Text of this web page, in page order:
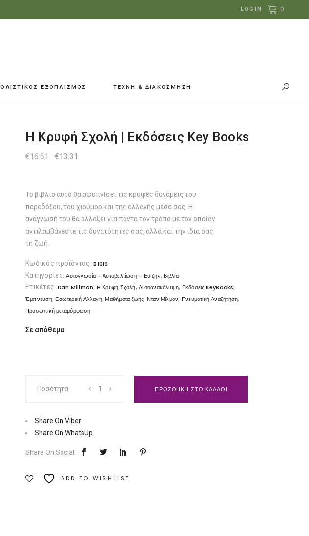
LOGIN 0
ΟΛΙΣΤΙΚΟΣ ΕΞΟΠΛΙΣΜΟΣ ΤΕΧΝΗ & ΔΙΑΚΟΣΜΗΣΗ
H Κρυφή Σχολή | Εκδόσεις Key Books
€16.61
Original
€13.31
Το βιβλίο αυτό θα αφυπνίσει τις κρυφές δυνάμεις του
παραδόξου, του χιούμορ και της αλλαγής μέσα σας. Η
ανάγνωσή του θα αλλάξει για πάντα τον τρόπο με τον οποίον
αντιλαμβάνεστε τις δυνατότητές σας, αλλά και την ίδια σας
τη ζωή.
Κωδικός προϊόντος:B1019
Κατηγορίες:Αυτογνωσία - Αυτοβελτίωση - Ευ ζην, Βιβλία
Ετικέτες: Dan Millman, H Κρυφή Σχολή,Αυτοανακάλυψη, Εκδόσεις KeyBooks,
Έμπνευση, Εσωτερική Αλλαγή, Μαθήματα ζωής, Νταν Μίλμαν, Πνευματική Αναζήτηση,
Προσωπική μεταμόρφωση
Σε απόθεμα
Κρυφή
|
Εκδόσεις
Books
Ποσότητα ΠΡΟΣΘΗΚΗ ΣΤΟ ΚΑΛΑΘΙ
Share On Viber
Share On WhatsUp
Share On Social:
ADD TO WISHLIST